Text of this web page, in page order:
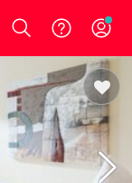
Login